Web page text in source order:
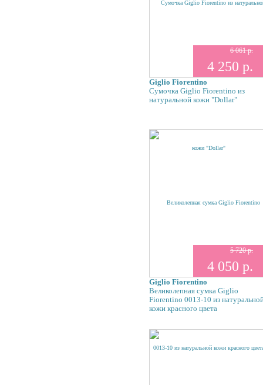
6 061 р.
4 250 р.
Giglio Fiorentino
Сумочка Giglio Fiorentino из
натуральной кожи "Dollar"
5 720 р.
4 050 р.
Giglio Fiorentino
Великолепная сумка Giglio
Fiorentino 0013-10 из
кожи красного цвета